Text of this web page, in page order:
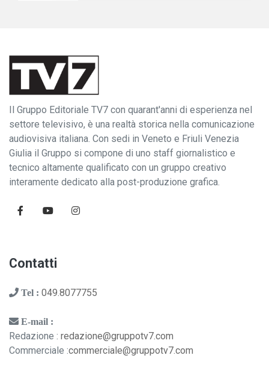
Il Gruppo Editoriale TV7 con quarant'anni di esperienza nel
settore televisivo, è una realtà storica nella comunicazione
audiovisiva italiana. Con sedi in Veneto e Friuli Venezia
Giulia il Gruppo si compone di uno staff giornalistico e
tecnico altamente qualificato con un gruppo creativo
interamente dedicato alla post-produzione grafica.
Contatti
Tel : 049.8077755
E-mail :
Redazione : redazione@gruppotv7.com
Commerciale :commerciale@gruppotv7.com